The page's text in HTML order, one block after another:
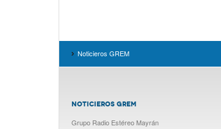
Noticieros GREM
NOTICIEROS GREM
Grupo Radio Estéreo Mayrán